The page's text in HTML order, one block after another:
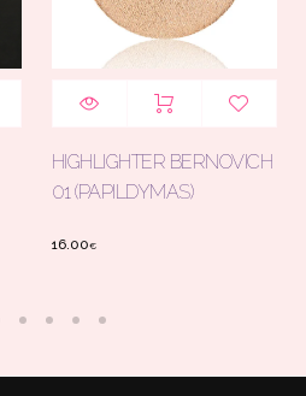
HIGHLIGHTER BERNOVICH
01 (PAPILDYMAS)
16.00€